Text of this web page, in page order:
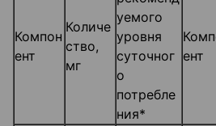
Компон
ент
Количе
ство,
мг
уемого
уровня
суточног
о
потребле
ния*
ент